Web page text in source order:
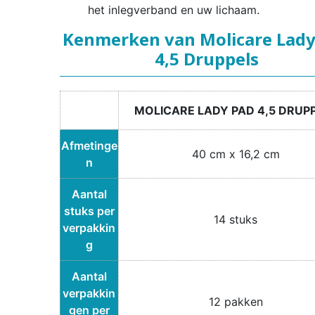
het inlegverband en uw lichaam.
Kenmerken van Molicare
4,5 Druppels
MOLICARE LADY PAD 4,5
Afmetinge
n
40 cm x 16,2 cm
Aantal
stuks per
verpakkin
g
14 stuks
Aantal
verpakkin
gen per
12 pakken